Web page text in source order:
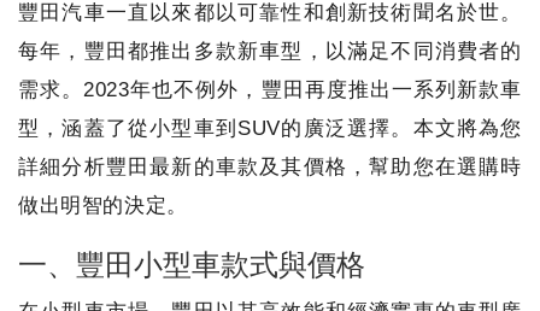
豐田汽車一直以來都以可靠性和創新技術聞名於世。
每年，豐田都推出多款新車型，以滿足不同消費者的
需求。2023年也不例外，豐田再度推出一系列新款車
型，涵蓋了從小型車到SUV的廣泛選擇。本文將為您
詳細分析豐田最新的車款及其價格，幫助您在選購時
做出明智的決定。
一、豐田小型車款式與價格